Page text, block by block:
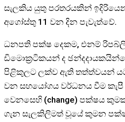
සැලකිය යුතු පරතරයකින්
අගෝස්තු 11 වන දින පැවැත්වේ.
ධනපති පක්ෂ දෙකම, එනම්
ඩිමොක්‍රටිකයන් ද
පිළිකුලට ලක්ව ඇති තත්ත්වයන්
වන සහයෝගය වර්ධනය වීම
වෙනසෙහි (change) පක්ෂය
ගැන සැලකිලිමත් වූයේ කුමන